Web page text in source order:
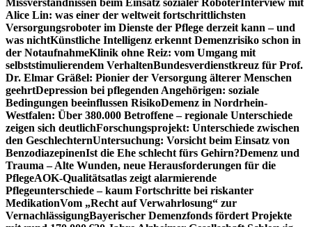
Missverständnissen beim Einsatz sozialer RoboterInterview mit
Alice Lin: was einer der weltweit fortschrittlichsten
Versorgungsroboter im Dienste der Pflege derzeit kann – und
was nichtKünstliche Intelligenz erkennt Demenzrisiko schon in
der NotaufnahmeKlinik ohne Reiz: vom Umgang mit
selbststimulierendem VerhaltenBundesverdienstkreuz für Prof.
Dr. Elmar Gräßel: Pionier der Versorgung älterer Menschen
geehrtDepression bei pflegenden Angehörigen: soziale
Bedingungen beeinflussen RisikoDemenz in Nordrhein-
Westfalen: Über 380.000 Betroffene – regionale Unterschiede
zeigen sich deutlichForschungsprojekt: Unterschiede zwischen
den GeschlechternUntersuchung: Vorsicht beim Einsatz von
BenzodiazepinenIst die Ehe schlecht fürs Gehirn?Demenz und
Trauma – Alte Wunden, neue Herausforderungen für die
PflegeAOK-Qualitätsatlas zeigt alarmierende
Pflegeunterschiede – kaum Fortschritte bei riskanter
MedikationVom „Recht auf Verwahrlosung“ zur
VernachlässigungBayerischer Demenzfonds fördert Projekte